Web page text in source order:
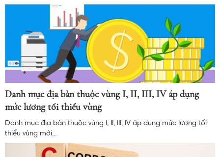
Danh mục địa bàn thuộc vùng I, II, III, IV áp dụng
mức lương tối thiểu vùng
Danh mục địa bàn thuộc vùng I, II, III, IV áp dụng mức lương tối
thiểu vùng mới...